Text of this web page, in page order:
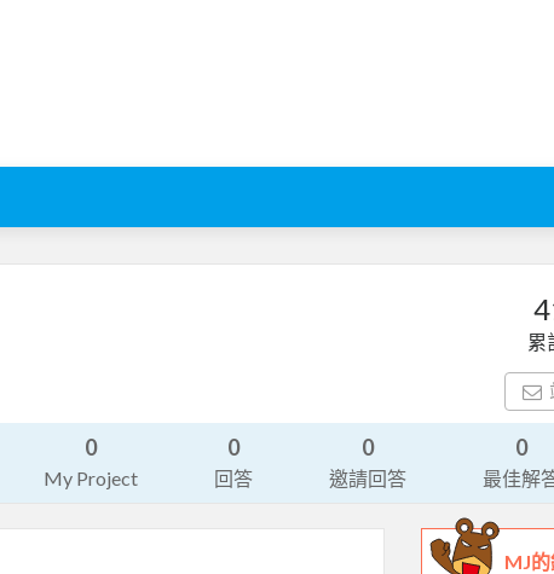
累
0
My Project
0
回答
0
邀請回答
0
最佳解
MJ